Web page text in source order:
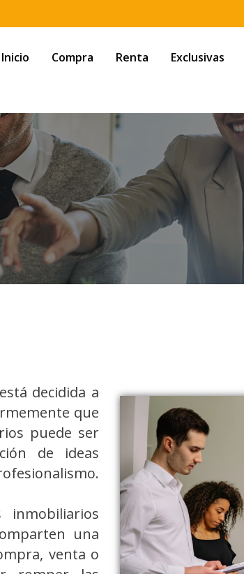
Inicio Compra Renta Exclusivas
decidida a
que
puede ser
de ideas
una
venta o